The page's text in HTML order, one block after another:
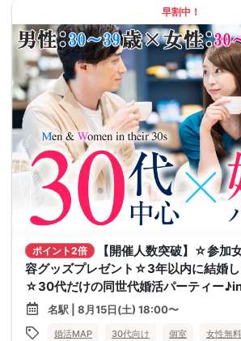
早割中！
ポイント2倍
【開催人数突破】☆参加
容グッズプレゼント☆3年以内に結婚
☆30代だけの同世代婚活パーティー
名駅 | 8月15日(土) 18:00〜
婚活MAP 30代向け 個室 女性無料